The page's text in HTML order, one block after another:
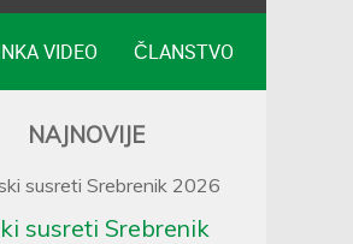
VIDEO ČLANSTVO
NAJNOVIJE
susreti Srebrenik